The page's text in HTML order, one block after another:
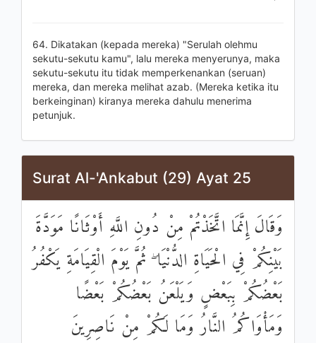
64. Dikatakan (kepada mereka) "Serulah olehmu
sekutu-sekutu kamu", lalu mereka menyerunya, maka
sekutu-sekutu itu tidak memperkenankan (seruan)
mereka, dan mereka melihat azab. (Mereka ketika itu
berkeinginan) kiranya mereka dahulu menerima
petunjuk.
Surat Al-'Ankabut (29) Ayat 25
وَقَالَ إِنَّمَا اتَّخَذْتُمْ مِنْ دُونِ اللَّهِ أَوْثَانًا مَوَدَّةَ
بَيْنِكُمْ فِي الْحَيَاةِ الدُّنْيَا ۖ ثُمَّ يَوْمَ الْقِيَامَةِ يَكْفُرُ
بَعْضُكُمْ بِبَعْضٍ وَيَلْعَنُ بَعْضُكُمْ بَعْضًا
وَمَأْوَاكُمُ النَّارُ وَمَا لَكُمْ مِنْ نَاصِرِينَ